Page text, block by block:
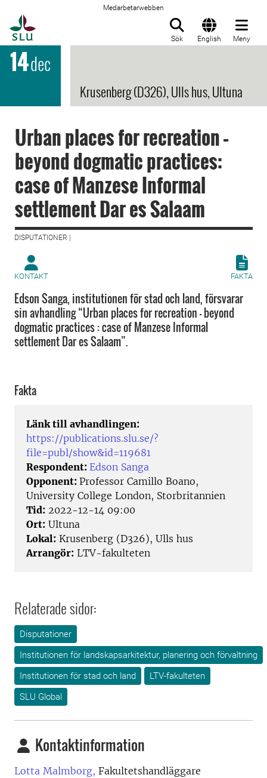
Medarbetarwebben
Sök English Meny
14dec
Krusenberg (D326), Ulls hus, Ultuna
Urban places for recreation –
beyond dogmatic practices:
case of Manzese Informal
settlement Dar es Salaam
DISPUTATIONER |
KONTAKT FAKTA
Edson Sanga, institutionen för stad och land, försvarar
sin avhandling “Urban places for recreation – beyond
dogmatic practices : case of Manzese Informal
settlement Dar es Salaam”.
Fakta
Länk till avhandlingen:
https://publications.slu.se/?
file=publ/show&id=119681
Respondent: Edson Sanga
Opponent: Professor Camillo Boano,
University College London, Storbritannien
Tid: 2022-12-14 09:00
Ort: Ultuna
Lokal: Krusenberg (D326), Ulls hus
Arrangör: LTV-fakulteten
Relaterade sidor:
Disputationer
Institutionen för landskapsarkitektur, planering och förvaltning
Institutionen för stad och land
LTV-fakulteten
SLU Global
Kontaktinformation
Lotta Malmborg, Fakultetshandläggare